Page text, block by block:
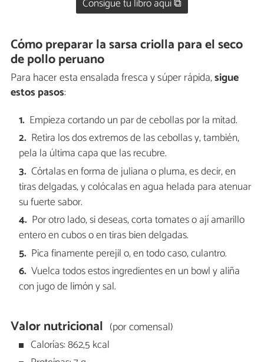
Consigue tu libro aquí ⧉
Cómo preparar la sarsa criolla para el seco
de pollo peruano
Para hacer esta ensalada fresca y súper rápida,sigue
estos pasos:
Empieza cortando un par de cebollas por la mitad.
Retira los dos extremos de las cebollas y, también,
pela la última capa que las recubre.
Córtalas en forma de juliana o pluma, es decir, en
tiras delgadas, y colócalas en agua helada para atenuar
su fuerte sabor.
Por otro lado, si deseas, corta tomates o ají amarillo
entero en cubos o en tiras bien delgadas.
Pica finamente perejil o, en todo caso, culantro.
Vuelca todos estos ingredientes en un bowl y aliña
con jugo de limón y sal.
Valor nutricional (por comensal)
Calorías: 862,5 kcal